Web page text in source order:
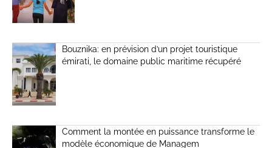
Bouznika: en prévision d’un projet touristique
émirati, le domaine public maritime récupéré
Comment la montée en puissance transforme le
modèle économique de Managem